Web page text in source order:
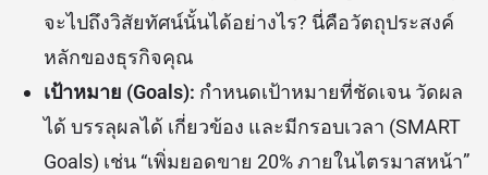
จะไปถึงวิสัยทัศน์นั้นได้อย่างไร? นี่คือวัตถุประสงค์
หลักของธุรกิจคุณ
เป้าหมาย (Goals): กำหนดเป้าหมายที่ชัดเจน วัดผล
ได้ บรรลุผลได้ เกี่ยวข้อง และมีกรอบเวลา (SMART
Goals) เช่น “เพิ่มยอดขาย 20% ภายในไตรมาสหน้า”